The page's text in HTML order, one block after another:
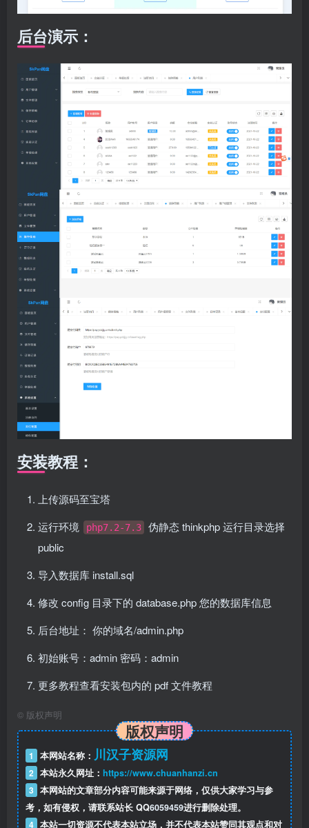
后台演示：
安装教程：
上传源码至宝塔
运行环境
php7.2-7.3
伪静态 thinkphp 运行目录选择
public
导入数据库 install.sql
修改 config 目录下的 database.php 您的数据库信息
后台地址： 你的域名/admin.php
初始账号：admin 密码：admin
更多教程查看安装包内的 pdf 文件教程
© 版权声明
版权声明
1 本网站名称： 川汉子资源网
2 本站永久网址： https://www.chuanhanzi.cn
3 本网站的文章部分内容可能来源于网络，仅供大家学习与参
考，如有侵权，请联系站长 QQ6059459进行删除处理。
4 本站一切资源不代表本站立场，并不代表本站赞同其观点和对